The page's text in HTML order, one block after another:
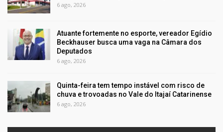
6 ago, 2026
Atuante fortemente no esporte, vereador Egídio
Beckhauser busca uma vaga na Câmara dos
Deputados
6 ago, 2026
Quinta-feira tem tempo instável com risco de
chuva e trovoadas no Vale do Itajaí Catarinense
6 ago, 2026